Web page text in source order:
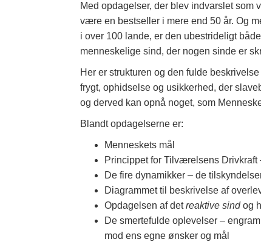
Med opdagelser, der blev indvarslet
være en bestseller i mere end 50 år. Og
i over 100 lande, er den ubestrideligt
menneskelige sind, der nogen sinde er
Her er strukturen og den fulde
frygt, ophidselse og usikkerhed, der
og derved kan opnå noget, som
Blandt opdagelserne er:
Menneskets mål
Princippet for Tilværelsens Drivkraft
De fire dynamikker – de
Diagrammet til beskrivelse af
Opdagelsen af detreaktive sindog
De smertefulde oplevelser –
mod ens egne ønsker og mål